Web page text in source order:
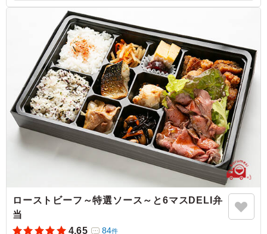
ローストビーフ～特選ソース～と6マスDELI弁
当
4.65
84件